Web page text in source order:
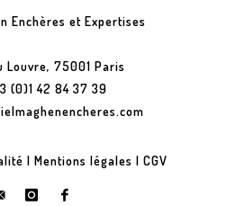
Enchères et Expertises
Louvre, 75001 Paris
(0)1 42 84 37 39
| Mentions légales | CGV